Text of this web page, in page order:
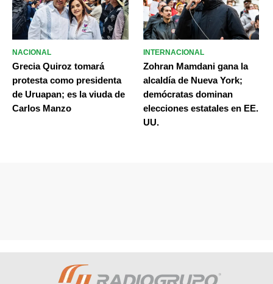
NACIONAL
Grecia Quiroz tomará
protesta como presidenta
de Uruapan; es la viuda de
Carlos Manzo
INTERNACIONAL
Zohran Mamdani gana la
alcaldía de Nueva York;
demócratas dominan
elecciones estatales en EE.
UU.